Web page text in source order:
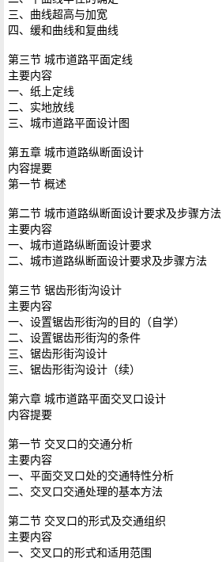
三、曲线超高与加宽
四、缓和曲线和复曲线
第三节 城市道路平面定线
主要内容
一、纸上定线
二、实地放线
三、城市道路平面设计图
第五章 城市道路纵断面设计
内容提要
第一节 概述
第二节 城市道路纵断面设计要求及步骤方法
主要内容
一、城市道路纵断面设计要求
二、城市道路纵断面设计要求及步骤方法
第三节 锯齿形街沟设计
主要内容
一、设置锯齿形街沟的目的（自学）
二、设置锯齿形街沟的条件
三、锯齿形街沟设计
三、锯齿形街沟设计（续）
第六章 城市道路平面交叉口设计
内容提要
第一节 交叉口的交通分析
主要内容
一、平面交叉口处的交通特性分析
二、交叉口交通处理的基本方法
第二节 交叉口的形式及交通组织
主要内容
一、交叉口的形式和适用范围